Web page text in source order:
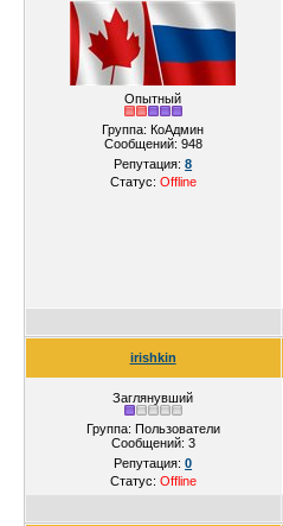
Опытный
Группа: КоАдмин
Сообщений: 948
Репутация:8
Статус: Offline
irishkin
Заглянувший
Группа: Пользователи
Сообщений: 3
Репутация:0
Статус: Offline